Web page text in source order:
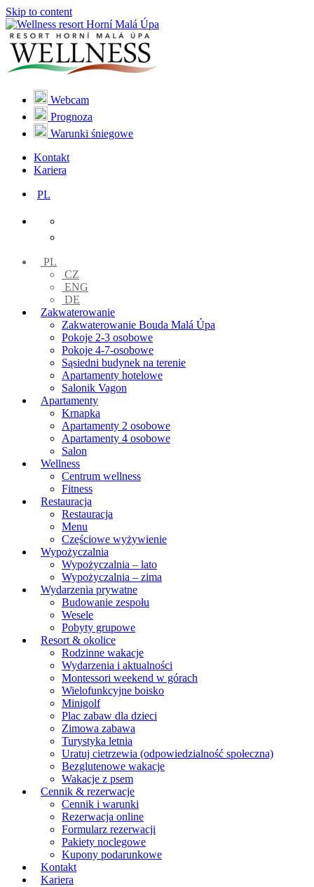
Skip to content
Webcam
Prognoza
Warunki śniegowe
Kontakt
Kariera
PL
PL
CZ
ENG
DE
Zakwaterowanie
Zakwaterowanie Bouda Malá Úpa
Pokoje 2-3 osobowe
Pokoje 4-7-osobowe
Sąsiedni budynek na terenie
Apartamenty hotelowe
Salonik Vagon
Apartamenty
Krnapka
Apartamenty 2 osobowe
Apartamenty 4 osobowe
Salon
Wellness
Centrum wellness
Fitness
Restauracja
Restauracja
Menu
Częściowe wyżywienie
Wypożyczalnia
Wypożyczalnia – lato
Wypożyczalnia – zima
Wydarzenia prywatne
Budowanie zespołu
Wesele
Pobyty grupowe
Resort & okolice
Rodzinne wakacje
Wydarzenia i aktualności
Montessori weekend w górach
Wielofunkcyjne boisko
Minigolf
Plac zabaw dla dzieci
Zimowa zabawa
Turystyka letnia
Uratuj cietrzewia (odpowiedzialność społeczna)
Bezglutenowe wakacje
Wakacje z psem
Cennik & rezerwacje
Cennik i warunki
Rezerwacja online
Formularz rezerwacji
Pakiety noclegowe
Kupony podarunkowe
Kontakt
Kariera